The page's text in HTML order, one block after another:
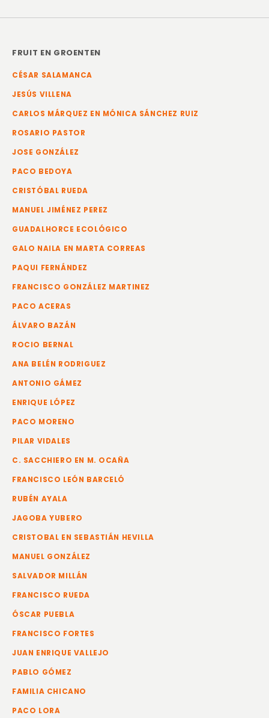
FRUIT EN GROENTEN
CÉSAR SALAMANCA
JESÚS VILLENA
CARLOS MÁRQUEZ EN MÓNICA SÁNCHEZ RUIZ
ROSARIO PASTOR
JOSE GONZÁLEZ
PACO BEDOYA
CRISTÓBAL RUEDA
MANUEL JIMÉNEZ PEREZ
GUADALHORCE ECOLÓGICO
GALO NAILA EN MARTA CORREAS
PAQUI FERNÁNDEZ
FRANCISCO GONZÁLEZ MARTINEZ
PACO ACERAS
ÁLVARO BAZÁN
ROCIO BERNAL
ANA BELÉN RODRIGUEZ
ANTONIO GÁMEZ
ENRIQUE LÓPEZ
PACO MORENO
PILAR VIDALES
C. SACCHIERO EN M. OCAÑA
FRANCISCO LEÓN BARCELÓ
RUBÉN AYALA
JAGOBA YUBERO
CRISTOBAL EN SEBASTIÁN HEVILLA
MANUEL GONZÁLEZ
SALVADOR MILLÁN
FRANCISCO RUEDA
ÓSCAR PUEBLA
FRANCISCO FORTES
JUAN ENRIQUE VALLEJO
PABLO GÓMEZ
FAMILIA CHICANO
PACO LORA